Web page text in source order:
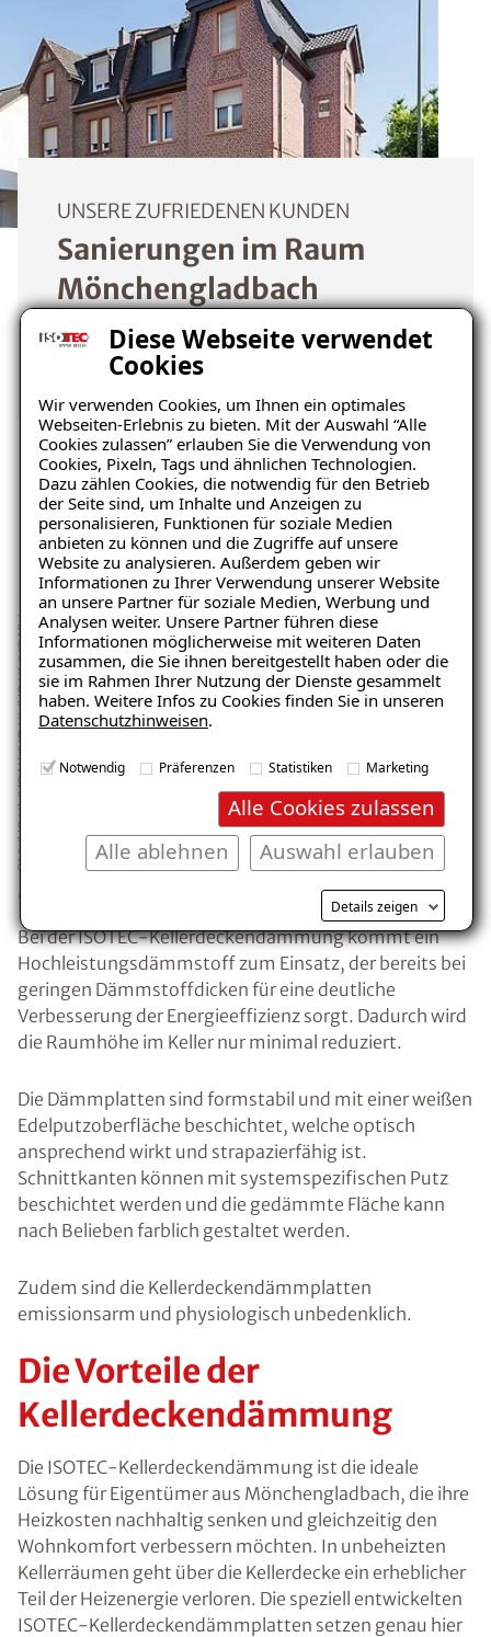
Diese Webseite verwendet
Cookies
Wir verwenden Cookies, um Ihnen ein optimales
Webseiten-Erlebnis zu bieten. Mit der Auswahl “Alle
Cookies zulassen” erlauben Sie die Verwendung von
Cookies, Pixeln, Tags und ähnlichen Technologien.
Dazu zählen Cookies, die notwendig für den Betrieb
der Seite sind, um Inhalte und Anzeigen zu
personalisieren, Funktionen für soziale Medien
anbieten zu können und die Zugriffe auf unsere
Website zu analysieren. Außerdem geben wir
Informationen zu Ihrer Verwendung unserer Website
an unsere Partner für soziale Medien, Werbung und
Analysen weiter. Unsere Partner führen diese
Informationen möglicherweise mit weiteren Daten
zusammen, die Sie ihnen bereitgestellt haben oder die
sie im Rahmen Ihrer Nutzung der Dienste gesammelt
haben. Weitere Infos zu Cookies finden Sie in unseren
Datenschutzhinweisen.
Notwendig Präferenzen Statistiken Marketing
Alle Cookies zulassen
Auswahl erlauben
Alle ablehnen
Details zeigen
UNSERE ZUFRIEDENEN KUNDEN
Sanierungen im Raum
Mönchengladbach
Mehr erfahren
Dünner Aufbau – Gute
Dämmwirkung
Bei der ISOTEC-Kellerdeckendämmung kommt ein
Hochleistungsdämmstoff zum Einsatz, der bereits bei
geringen Dämmstoffdicken für eine deutliche
Verbesserung der Energieeffizienz sorgt. Dadurch wird
die Raumhöhe im Keller nur minimal reduziert.
Die Dämmplatten sind formstabil und mit einer weißen
Edelputzoberfläche beschichtet, welche optisch
ansprechend wirkt und strapazierfähig ist.
Schnittkanten können mit systemspezifischen Putz
beschichtet werden und die gedämmte Fläche kann
nach Belieben farblich gestaltet werden.
Zudem sind die Kellerdeckendämmplatten
emissionsarm und physiologisch unbedenklich.
Die Vorteile der
Kellerdeckendämmung
Die ISOTEC-Kellerdeckendämmung ist die ideale
Lösung für Eigentümer aus Mönchengladbach, die ihre
Heizkosten nachhaltig senken und gleichzeitig den
Wohnkomfort verbessern möchten. In unbeheizten
Kellerräumen geht über die Kellerdecke ein erheblicher
Teil der Heizenergie verloren. Die speziell entwickelten
ISOTEC-Kellerdeckendämmplatten setzen genau hier